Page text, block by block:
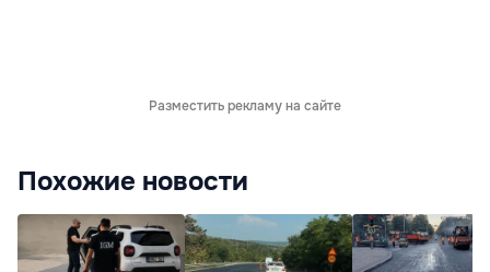
Разместить рекламу на сайте
Похожие новости